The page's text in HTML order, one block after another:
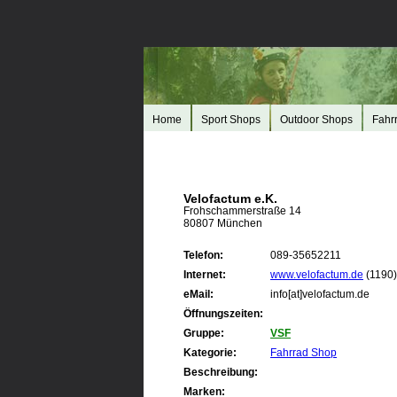
Home Sport Shops Outdoor Shops
Velofactum e.K.
Frohschammerstraße 14
80807 München
Telefon:
089-35652211
Internet:
www.velofactum.de (1190)
eMail:
info[at]velofactum.de
Öffnungszeiten:
Gruppe:
VSF
Kategorie:
Fahrrad Shop
Beschreibung:
Marken: